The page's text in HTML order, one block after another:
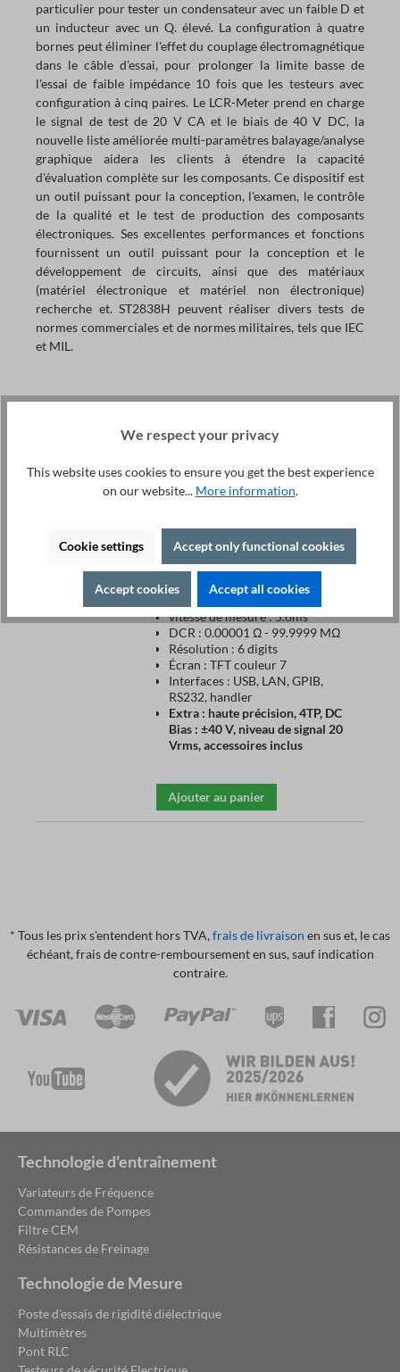
particulier pour tester un condensateur avec un faible D et
un inducteur avec un Q. élevé. La configuration à quatre
bornes peut éliminer l'effet du couplage électromagnétique
dans le câble d'essai, pour prolonger la limite basse de
l'essai de faible impédance 10 fois que les testeurs avec
configuration à cinq paires. Le LCR-Meter prend en charge
le signal de test de 20 V CA et le biais de 40 V DC, la
nouvelle liste améliorée multi-paramètres balayage/analyse
graphique aidera les clients à étendre la capacité
d'évaluation complète sur les composants. Ce dispositif est
un outil puissant pour la conception, l'examen, le contrôle
de la qualité et le test de production des composants
électroniques. Ses excellentes performances et fonctions
fournissent un outil puissant pour la conception et le
développement de circuits, ainsi que des matériaux
(matériel électronique et matériel non électronique)
recherche et. ST2838H peuvent réaliser divers tests de
normes commerciales et de normes militaires, tels que IEC
et MIL.
Précision LCR Meter
11 990,00 €*
Précision : 0.05%.
Gamme de fréquences : 20 Hz - 2
vitesse de mesure : 5.6ms
DCR : 0.00001 Ω - 99.9999 MΩ
Résolution : 6 digits
Écran : TFT couleur 7
Interfaces : USB, LAN, GPIB,
RS232, handler
Extra : haute précision, 4TP, DC
Bias : ±40 V, niveau de signal 20
Vrms, accessoires inclus
Ajouter au panier
* Tous les prix s'entendent hors TVA, frais de livraison en sus et, le cas
échéant, frais de contre-remboursement en sus, sauf indication
contraire.
Technologie d'entraînement
Variateurs de Fréquence
Commandes de Pompes
Filtre CEM
Résistances de Freinage
Technologie de Mesure
Poste d'essais de rigidité diélectrique
Multimètres
Pont RLC
We respect your privacy
This website uses cookies to ensure you get the best experience
on our website... More information.
Cookie settings Accept only functional cookies
Accept cookies Accept all cookies